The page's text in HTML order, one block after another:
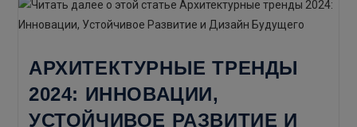
Года:
Устойчивость
На
Службе
Дизайна
АРХИТЕКТУРНЫЕ ТРЕНДЫ
2024: ИННОВАЦИИ,
УСТОЙЧИВОЕ РАЗВИТИЕ И